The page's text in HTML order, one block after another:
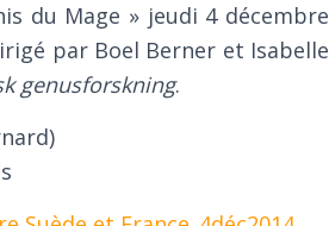
du Mage » jeudi 4 décembre
par Boel Berner et Isabelle
genusforskning.